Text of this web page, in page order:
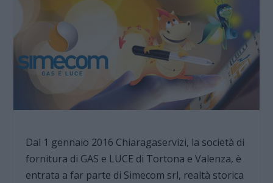
Dal 1 gennaio 2016 Chiaragaservizi, la società di
fornitura di GAS e LUCE di Tortona e Valenza, è
entrata a far parte di Simecom srl, realtà storica